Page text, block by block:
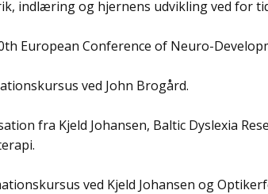
indlæring og hjernens udvikling ved for
European Conference of Neuro-
ved John Brogård.
fra Kjeld Johansen, Baltic Dyslexia
ved Kjeld Johansen og